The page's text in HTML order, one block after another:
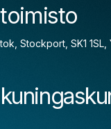
Stockport, SK1 1SL,